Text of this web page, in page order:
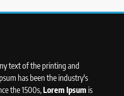
text of the printing and
has been the industry's
the 1500s,Lorem Ipsum is